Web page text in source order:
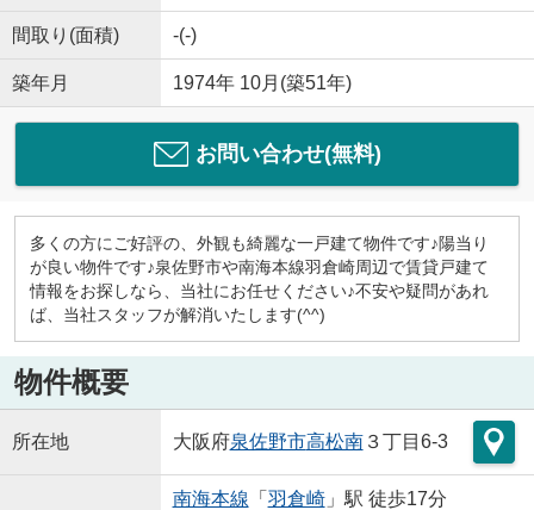
間取り(面積) -(-)
築年月 1974年 10月(築51年)
お問い合わせ(無料)
多くの方にご好評の、外観も綺麗な一戸建て物件です♪陽当り
が良い物件です♪泉佐野市や南海本線羽倉崎周辺で賃貸戸建て
情報をお探しなら、当社にお任せください♪不安や疑問があれ
ば、当社スタッフが解消いたします(^^)
物件概要
所在地 大阪府泉佐野市高松南３丁目6-3
南海本線 「 羽倉崎」駅 徒歩17分